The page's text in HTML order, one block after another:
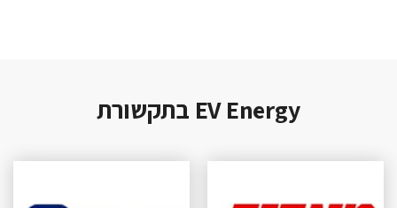
EV Energy בתקשורת